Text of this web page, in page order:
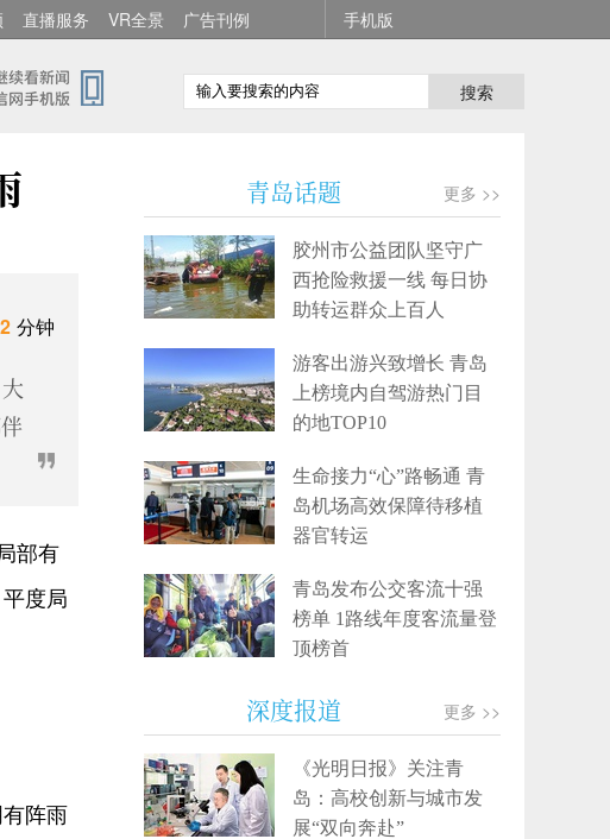
直播服务 VR全景 广告刊例 手机版
搜索
部有
度局
阵雨
2 分钟
青岛话题 更多 >>
胶州市公益团队坚守广
西抢险救援一线 每日协
助转运群众上百人
游客出游兴致增长 青岛
上榜境内自驾游热门目
的地TOP10
生命接力“心”路畅通 青
岛机场高效保障待移植
器官转运
青岛发布公交客流十强
榜单 1路线年度客流量登
顶榜首
深度报道 更多 >>
《光明日报》关注青
岛：高校创新与城市发
展“双向奔赴”